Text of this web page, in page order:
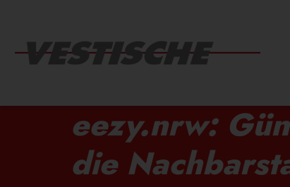
eezy.nrw:
die